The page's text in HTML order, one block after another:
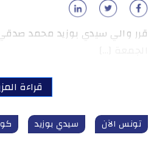
قرر والي سيدي بوزيد محمد
قراءة
تونس الآن سيدي بوزيد